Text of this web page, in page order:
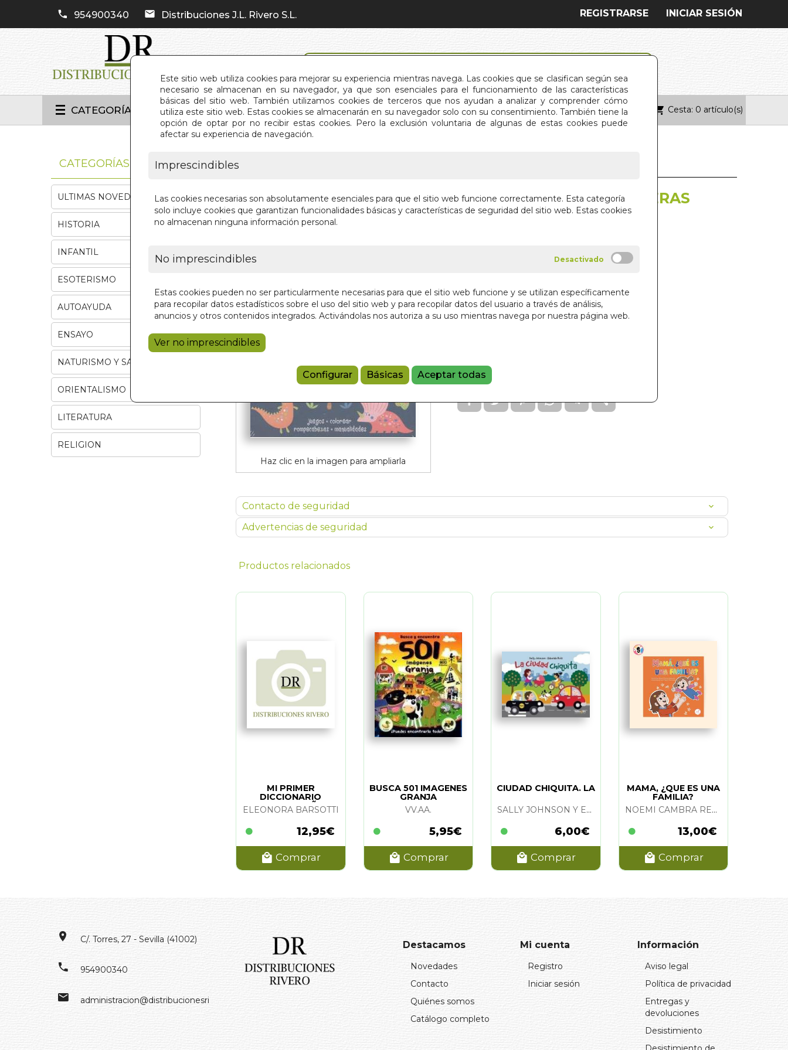
Este sitio web utiliza cookies para mejorar su experiencia mientras navega. Las cookies que se clasifican según sea
necesario se almacenan en su navegador, ya que son esenciales para el funcionamiento de las características
básicas del sitio web. También utilizamos cookies de terceros que nos ayudan a analizar y comprender cómo
utiliza este sitio web. Estas cookies se almacenarán en su navegador solo con su consentimiento. También tiene la
opción de optar por no recibir estas cookies. Pero la exclusión voluntaria de algunas de estas cookies puede
afectar su experiencia de navegación.
Imprescindibles
Las cookies necesarias son absolutamente esenciales para que el sitio web funcione correctamente. Esta categoría
solo incluye cookies que garantizan funcionalidades básicas y características de seguridad del sitio web. Estas cookies
no almacenan ninguna información personal.
No imprescindibles
Estas cookies pueden no ser particularmente necesarias para que el sitio web funcione y se utilizan específicamente
para recopilar datos estadísticos sobre el uso del sitio web y para recopilar datos del usuario a través de análisis,
anuncios y otros contenidos integrados. Activándolas nos autoriza a su uso mientras navega por nuestra página web.
Ver no imprescindibles
Configurar Básicas Aceptar todas
954900340 Distribuciones J.L. Rivero S.L. INICIAR SESIÓN
REGISTRARSE
CATEGORÍAS INICIO QUIÉNES SOMOS CONTACTO Cesta: 0 artículo(s)
Haz clic en la imagen para ampliarla
DINOSAURIOS (MIS PRIMERAS
ACTIVIDADES)
EDIMAT LIBROS S.A.
5,95 €
9788410205512
Contacto de seguridad
Advertencias de seguridad
Productos relacionados
MI PRIMER
DICCIONARIO
INGLES-ESPAÑOL
ELEONORA BARSOTTI
12,95€
Comprar
BUSCA 501 IMAGENES
GRANJA
VV.AA.
5,95€
Comprar
CIUDAD CHIQUITA. LA
SALLY JOHNSON Y EDUARDO RUIZ
6,00€
Comprar
MAMA, ¿QUE ES UNA
FAMILIA?
NOEMI CAMBRA REQUENA Y LAURA FERRER CAMARENA (ILUSTRACIONES)
13,00€
Comprar
CATEGORÍAS
ULTIMAS NOVEDADES
HISTORIA
INFANTIL
ESOTERISMO
AUTOAYUDA
ENSAYO
NATURISMO Y SALUD
ORIENTALISMO
LITERATURA
RELIGION
C/. Torres, 27 - Sevilla (41002)
954900340
administracion@distribucionesrivero.es
Destacamos
Novedades
Contacto
Quiénes somos
Catálogo completo
Mi cuenta
Registro
Iniciar sesión
Información
Aviso legal
Política de privacidad
Entregas y
devoluciones
Desistimiento